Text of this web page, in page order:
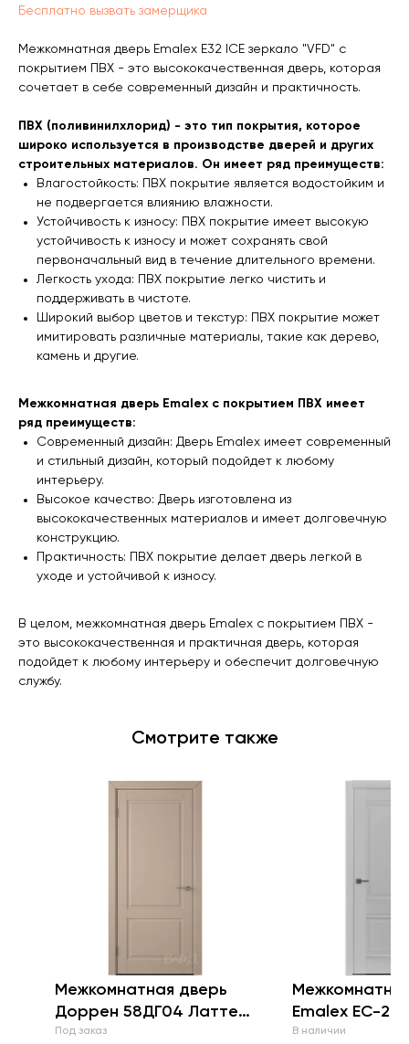
Бесплатно вызвать замерщика
Межкомнатная дверь Emalex Е32 ICE зеркало "VFD" с
покрытием ПВХ - это высококачественная дверь, которая
сочетает в себе современный дизайн и практичность.
ПВХ (поливинилхлорид) - это тип покрытия, которое
широко используется в производстве дверей и других
строительных материалов. Он имеет ряд преимуществ:
Влагостойкость: ПВХ покрытие является водостойким и
не подвергается влиянию влажности.
Устойчивость к износу: ПВХ покрытие имеет высокую
устойчивость к износу и может сохранять свой
первоначальный вид в течение длительного времени.
Легкость ухода: ПВХ покрытие легко чистить и
поддерживать в чистоте.
Широкий выбор цветов и текстур: ПВХ покрытие может
имитировать различные материалы, такие как дерево,
камень и другие.
Межкомнатная дверь Emalex с покрытием ПВХ имеет
ряд преимуществ:
Современный дизайн: Дверь Emalex имеет современный
и стильный дизайн, который подойдет к любому
интерьеру.
Высокое качество: Дверь изготовлена из
высококачественных материалов и имеет долговечную
конструкцию.
Практичность: ПВХ покрытие делает дверь легкой в
уходе и устойчивой к износу.
В целом, межкомнатная дверь Emalex с покрытием ПВХ -
это высококачественная и практичная дверь, которая
подойдет к любому интерьеру и обеспечит долговечную
службу.
Смотрите также
Межкомнатная дверь
Доррен 58ДГ04 Латте
"VFD"
Под заказ
Emalex ЕC-2
В наличии